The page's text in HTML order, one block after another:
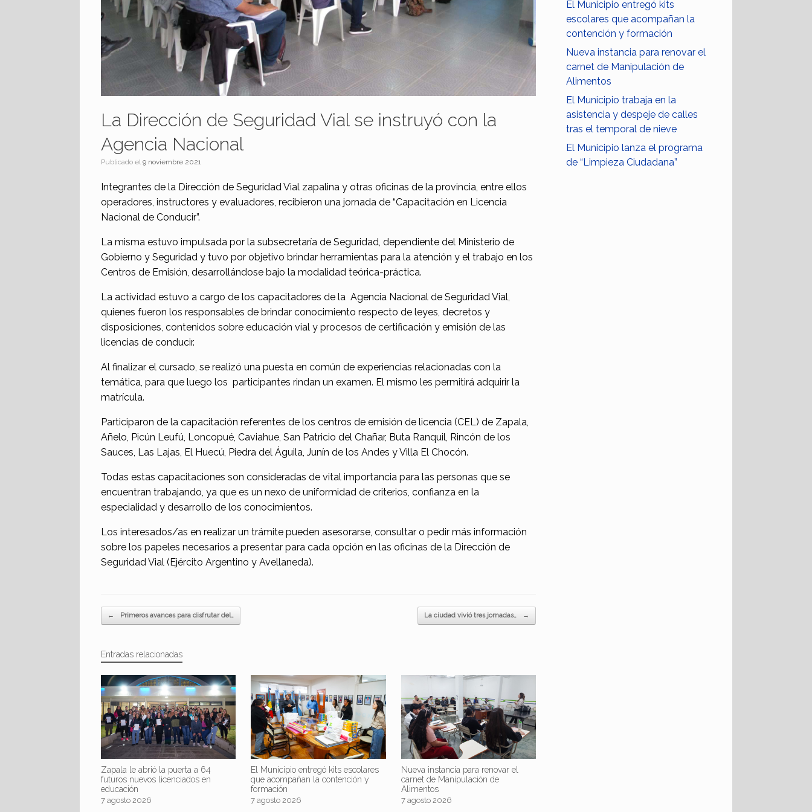
La Dirección de Seguridad Vial se instruyó con la
Agencia Nacional
Publicado el9 noviembre 2021
Integrantes de la Dirección de Seguridad Vial zapalina y otras oficinas de la provincia, entre ellos
operadores, instructores y evaluadores, recibieron una jornada de “Capacitación en Licencia
Nacional de Conducir”.
La misma estuvo impulsada por la subsecretaría de Seguridad, dependiente del Ministerio de
Gobierno y Seguridad y tuvo por objetivo brindar herramientas para la atención y el trabajo en los
Centros de Emisión, desarrollándose bajo la modalidad teórica-práctica.
La actividad estuvo a cargo de los capacitadores de la Agencia Nacional de Seguridad Vial,
quienes fueron los responsables de brindar conocimiento respecto de leyes, decretos y
disposiciones, contenidos sobre educación vial y procesos de certificación y emisión de las
licencias de conducir.
Al finalizar el cursado, se realizó una puesta en común de experiencias relacionadas con la
temática, para que luego los participantes rindan un examen. El mismo les permitirá adquirir la
matrícula.
Participaron de la capacitación referentes de los centros de emisión de licencia (CEL) de Zapala,
Añelo, Picún Leufú, Loncopué, Caviahue, San Patricio del Chañar, Buta Ranquil, Rincón de los
Sauces, Las Lajas, El Huecú, Piedra del Águila, Junín de los Andes y Villa El Chocón.
Todas estas capacitaciones son consideradas de vital importancia para las personas que se
encuentran trabajando, ya que es un nexo de uniformidad de criterios, confianza en la
especialidad y desarrollo de los conocimientos.
Los interesados/as en realizar un trámite pueden asesorarse, consultar o pedir más información
sobre los papeles necesarios a presentar para cada opción en las oficinas de la Dirección de
Seguridad Vial (Ejército Argentino y Avellaneda).
Navegador de artículos
← Primeros avances para disfrutar del… La ciudad vivió tres jornadas… →
Entradas relacionadas
Zapala le abrió la puerta a 64
futuros nuevos licenciados en
educación
7 agosto 2026
El Municipio entregó kits escolares
que acompañan la contención y
formación
7 agosto 2026
Nueva instancia para renovar el
carnet de Manipulación de
Alimentos
7 agosto 2026
El Municipio entregó kits
escolares que acompañan la
contención y formación
Nueva instancia para renovar el
carnet de Manipulación de
Alimentos
El Municipio trabaja en la
asistencia y despeje de calles
tras el temporal de nieve
El Municipio lanza el programa
de “Limpieza Ciudadana”